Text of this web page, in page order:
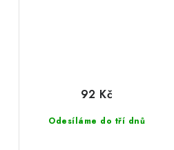
Odesíláme do tří dnů
92 Kč